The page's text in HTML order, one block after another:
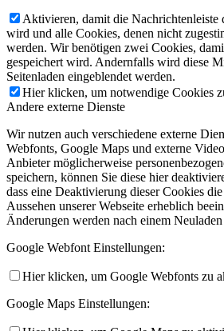
Aktivieren, damit die Nachrichtenleiste
wird und alle Cookies, denen nicht
werden. Wir benötigen zwei Cookies,
gespeichert wird. Andernfalls wird diese
Seitenladen eingeblendet werden.
Hier klicken, um notwendige Cookies
Andere externe Dienste
Wir nutzen auch verschiedene externe
Webfonts, Google Maps und externe
Anbieter möglicherweise
speichern, können Sie diese hier
dass eine Deaktivierung dieser Cookies
Aussehen unserer Webseite erheblich
Änderungen werden nach einem
Google Webfont Einstellungen:
Hier klicken, um Google Webfonts zu
Google Maps Einstellungen: